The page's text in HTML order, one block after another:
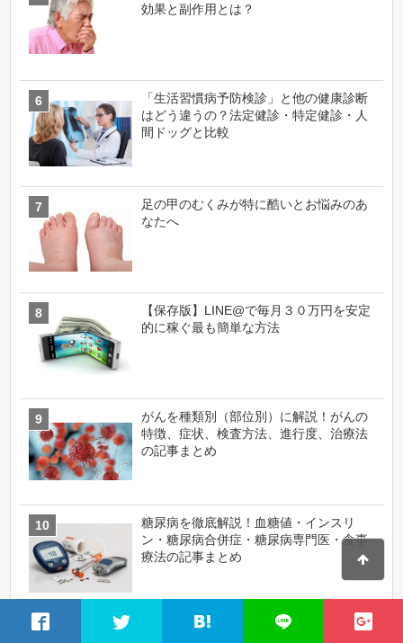
効果と副作用とは？
「生活習慣病予防検診」と他の健康診断
はどう違うの？法定健診・特定健診・人
間ドッグと比較
足の甲のむくみが特に酷いとお悩みのあ
なたへ
【保存版】LINE@で毎月３０万円を安定
的に稼ぐ最も簡単な方法
がんを種類別（部位別）に解説！がんの
特徴、症状、検査方法、進行度、治療法
の記事まとめ
糖尿病を徹底解説！血糖値・インスリ
ン・糖尿病合併症・糖尿病専門医・食事
療法の記事まとめ